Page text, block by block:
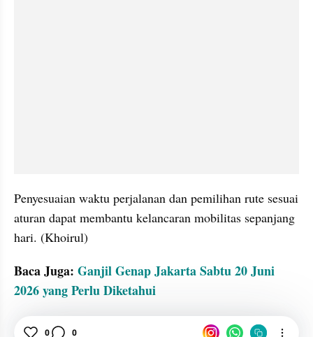
Penyesuaian waktu perjalanan dan pemilihan rute sesuai
aturan dapat membantu kelancaran mobilitas sepanjang
hari. (Khoirul)
Baca Juga: Ganjil Genap Jakarta Sabtu 20 Juni
2026 yang Perlu Diketahui
tatatax2 DKI Jakarta ibu kota
0 0